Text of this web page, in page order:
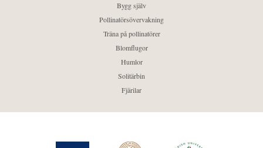
Bygg själv
Pollinatörsövervakning
Träna på pollinatörer
Blomflugor
Humlor
Solitärbin
Fjärilar